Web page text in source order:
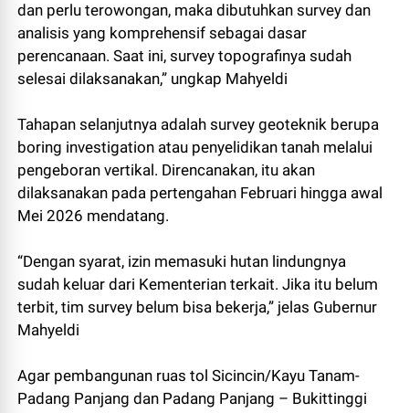
dan perlu terowongan, maka dibutuhkan survey dan
analisis yang komprehensif sebagai dasar
perencanaan. Saat ini, survey topografinya sudah
selesai dilaksanakan,” ungkap Mahyeldi
Tahapan selanjutnya adalah survey geoteknik berupa
boring investigation atau penyelidikan tanah melalui
pengeboran vertikal. Direncanakan, itu akan
dilaksanakan pada pertengahan Februari hingga awal
Mei 2026 mendatang.
“Dengan syarat, izin memasuki hutan lindungnya
sudah keluar dari Kementerian terkait. Jika itu belum
terbit, tim survey belum bisa bekerja,” jelas Gubernur
Mahyeldi
Agar pembangunan ruas tol Sicincin/Kayu Tanam-
Padang Panjang dan Padang Panjang – Bukittinggi